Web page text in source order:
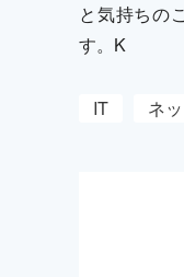
と気持ちの
す。K
IT ネ